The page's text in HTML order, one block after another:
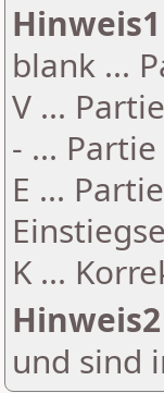
Hinweis1
blank ...
V ...
- ...
E ...
K ...
Hinweis2
und sind